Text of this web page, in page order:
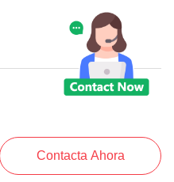
Contacta Ahora